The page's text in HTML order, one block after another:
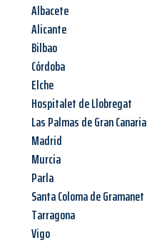
Albacete
Alicante
Bilbao
Córdoba
Elche
Hospitalet de Llobregat
Las Palmas de Gran Canaria
Madrid
Murcia
Parla
Santa Coloma de Gramanet
Tarragona
Vigo